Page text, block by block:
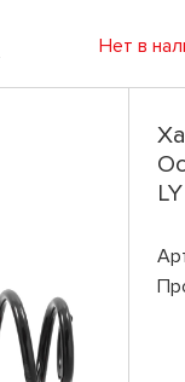
Нет в